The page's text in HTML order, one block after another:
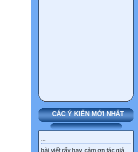
CÁC Ý KIẾN MỚI NHẤT
...